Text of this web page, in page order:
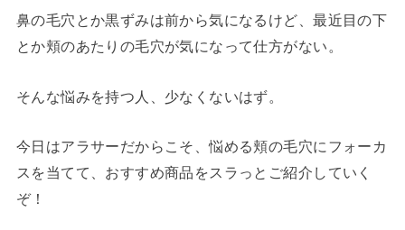
鼻の毛穴とか黒ずみは前から気になるけど、最近目の下
とか頬のあたりの毛穴が気になって仕方がない。
そんな悩みを持つ人、少なくないはず。
今日はアラサーだからこそ、悩める頬の毛穴にフォーカ
スを当てて、おすすめ商品をスラっとご紹介していく
ぞ！